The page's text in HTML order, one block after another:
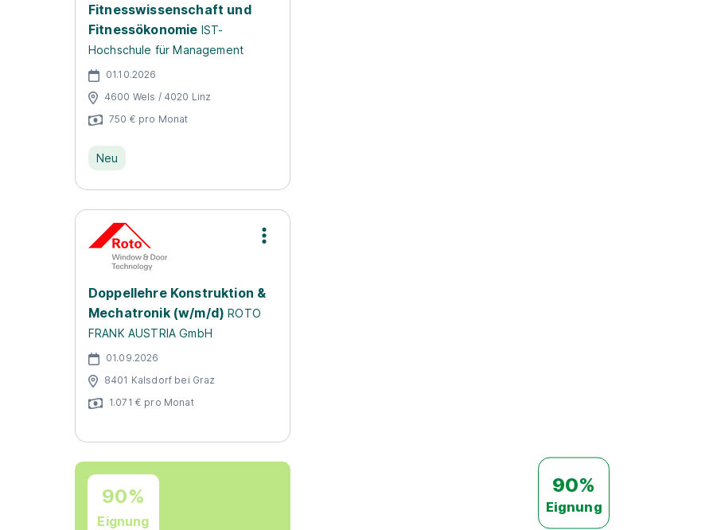
Fitnesswissenschaft und
Fitnessökonomie IST-
Hochschule für Management
01.10.2026
4600 Wels / 4020 Linz
750 € pro Monat
Neu
Doppellehre Konstruktion &
Mechatronik (w/m/d) ROTO
FRANK AUSTRIA GmbH
01.09.2026
8401 Kalsdorf bei Graz
1.071 € pro Monat
90%
Eignung
90%
Eignung